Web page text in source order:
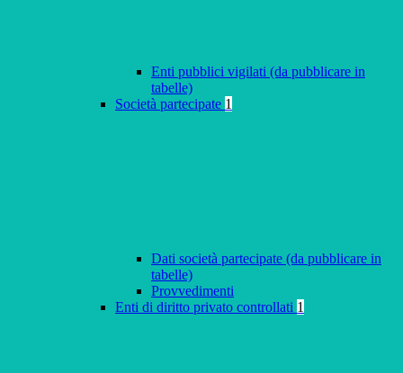
Enti pubblici vigilati (da pubblicare in
tabelle)
Società partecipate 1
Dati società partecipate (da pubblicare in
tabelle)
Provvedimenti
Enti di diritto privato controllati 1